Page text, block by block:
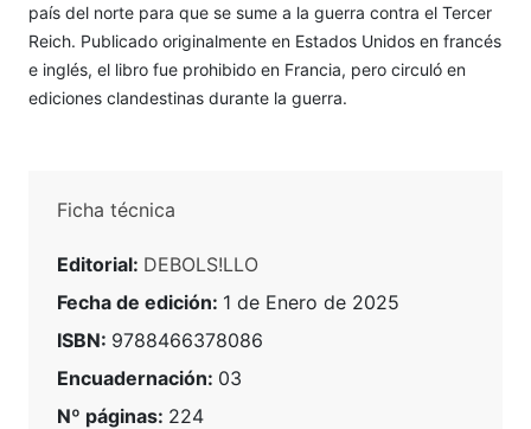
país del norte para que se sume a la guerra contra el Tercer
Reich. Publicado originalmente en Estados Unidos en francés
e inglés, el libro fue prohibido en Francia, pero circuló en
ediciones clandestinas durante la guerra.
Ficha técnica
Editorial: DEBOLS!LLO
Fecha de edición: 1 de Enero de 2025
ISBN: 9788466378086
Encuadernación: 03
Nº páginas: 224